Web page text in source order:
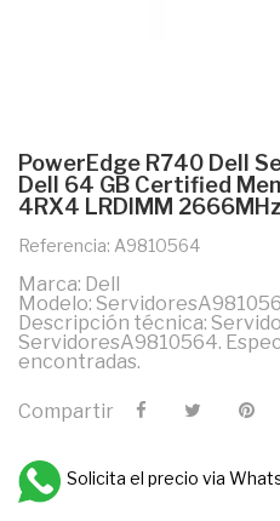
PowerEdge R740 Dell
Dell 64 GB Certified
4RX4 LRDIMM
Referencia: A9810564
Marca: Dell
Modelo:
Descripción técnica:
ServidoresA9810564.
encontradas.
Compartir
Solicita el precio via